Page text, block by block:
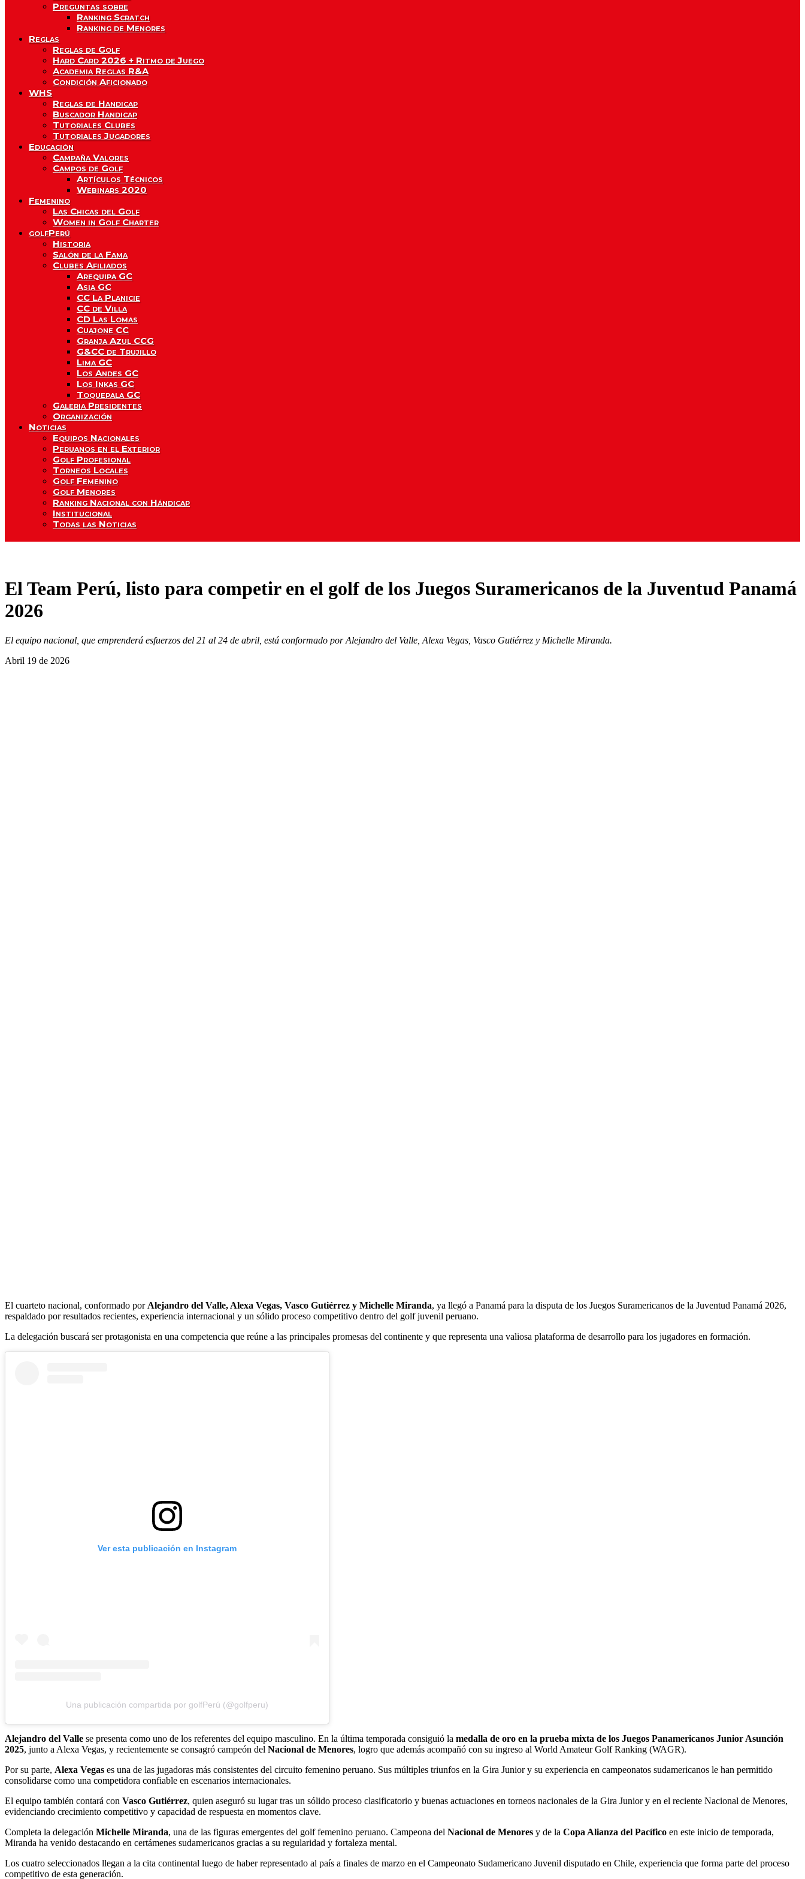
Preguntas sobre
Ranking Scratch
Ranking de Menores
Reglas
Reglas de Golf
Hard Card 2026 + Ritmo de Juego
Academia Reglas R&A
Condición Aficionado
WHS
Reglas de Handicap
Buscador Handicap
Tutoriales Clubes
Tutoriales Jugadores
Educación
Campaña Valores
Campos de Golf
Artículos Técnicos
Webinars 2020
Femenino
Las Chicas del Golf
Women in Golf Charter
golfPerú
Historia
Salón de la Fama
Clubes Afiliados
Arequipa GC
Asia GC
CC La Planicie
CC de Villa
CD Las Lomas
Cuajone CC
Granja Azul CCG
G&CC de Trujillo
Lima GC
Los Andes GC
Los Inkas GC
Toquepala GC
Galeria Presidentes
Organización
Noticias
Equipos Nacionales
Peruanos en el Exterior
Golf Profesional
Torneos Locales
Golf Femenino
Golf Menores
Ranking Nacional con Hándicap
Institucional
Todas las Noticias
El Team Perú, listo para competir en el golf de los Juegos Suramericanos de la Juventud Panamá
2026
El equipo nacional, que emprenderá esfuerzos del 21 al 24 de abril, está conformado por Alejandro del Valle, Alexa Vegas, Vasco Gutiérrez y Michelle Miranda.
Abril 19 de 2026
El cuarteto nacional, conformado por Alejandro del Valle, Alexa Vegas, Vasco Gutiérrez y Michelle Miranda, ya llegó a Panamá para la disputa de los Juegos Suramericanos de la Juventud Panamá 2026,
respaldado por resultados recientes, experiencia internacional y un sólido proceso competitivo dentro del golf juvenil peruano.
La delegación buscará ser protagonista en una competencia que reúne a las principales promesas del continente y que representa una valiosa plataforma de desarrollo para los jugadores en formación.
Ver esta publicación en Instagram
Una publicación compartida por golfPerú (@golfperu)
Alejandro del Valle se presenta como uno de los referentes del equipo masculino. En la última temporada consiguió la medalla de oro en la prueba mixta de los Juegos Panamericanos Junior Asunción
2025, junto a Alexa Vegas, y recientemente se consagró campeón del Nacional de Menores, logro que además acompañó con su ingreso al World Amateur Golf Ranking (WAGR).
Por su parte, Alexa Vegas es una de las jugadoras más consistentes del circuito femenino peruano. Sus múltiples triunfos en la Gira Junior y su experiencia en campeonatos sudamericanos le han permitido
consolidarse como una competidora confiable en escenarios internacionales.
El equipo también contará con Vasco Gutiérrez, quien aseguró su lugar tras un sólido proceso clasificatorio y buenas actuaciones en torneos nacionales de la Gira Junior y en el reciente Nacional de Menores,
evidenciando crecimiento competitivo y capacidad de respuesta en momentos clave.
Completa la delegación Michelle Miranda, una de las figuras emergentes del golf femenino peruano. Campeona del Nacional de Menores y de la Copa Alianza del Pacífico en este inicio de temporada,
Miranda ha venido destacando en certámenes sudamericanos gracias a su regularidad y fortaleza mental.
Los cuatro seleccionados llegan a la cita continental luego de haber representado al país a finales de marzo en el Campeonato Sudamericano Juvenil disputado en Chile, experiencia que forma parte del proceso
competitivo de esta generación.